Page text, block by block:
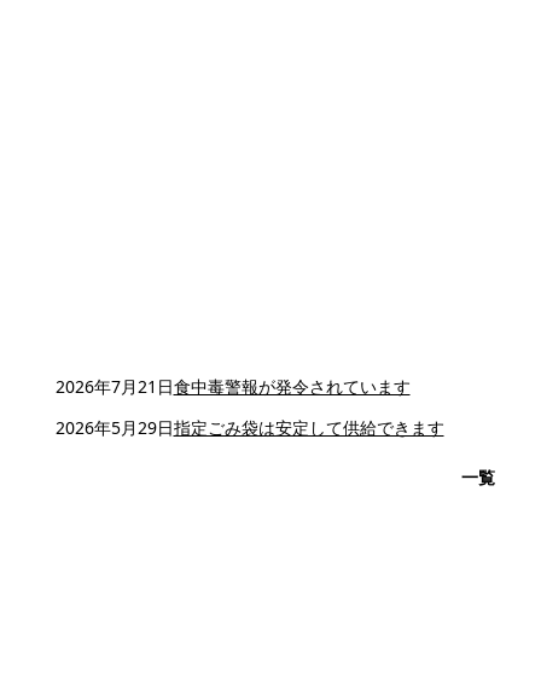
2026年7月21日食中毒警報が発令されています
2026年5月29日指定ごみ袋は安定して供給できます
一覧